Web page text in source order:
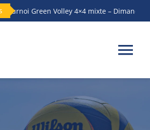
Green Volley 4×4 mixte – Dimanche14